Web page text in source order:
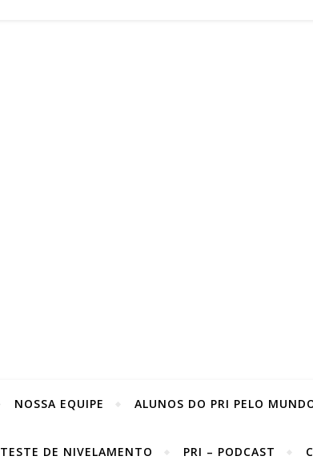
NOSSA EQUIPE ALUNOS DO PRI PELO
TESTE DE NIVELAMENTO PRI – PODCAST